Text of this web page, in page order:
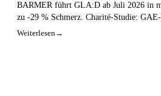
BARMER führt GLA:D ab Juli 2026 in
zu -29 % Schmerz. Charité-Studie:
Knieschmerz (Wert 7 auf 3).
Weiterlesen→